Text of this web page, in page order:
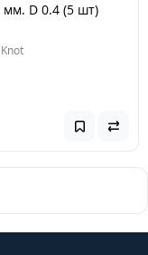
мм. D 0.4 (5 шт)